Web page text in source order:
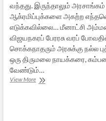
வந்தது. இருந்தாலும்
ஆக்ரமிப்புக்களை அகற்ற
எடுக்கவில்லை… மீனாட்சி
விஜயநகரப் பேரரசு வரப்
சொக்கநாதரும் அரசுக்கு நல்ல
ஒரு திருமலை நாயக்கரை,
வேண்டும்…
View Moreமீனாட்சி